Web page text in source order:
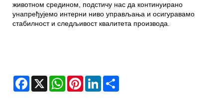
животном средином, подстичу нас да континуирано
унапређујемо интерни ниво управљања и осигуравамо
стабилност и следљивост квалитета производа.
Facebook
X WhatsAppPinterestLinkedIn